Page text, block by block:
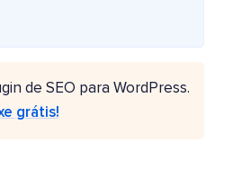
de SEO para WordPress.
grátis!